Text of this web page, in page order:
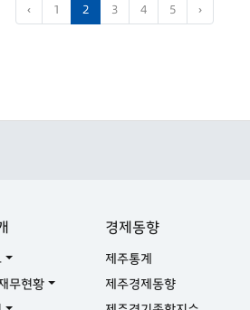
‹ 1 2 3 4 5 ›
무현황
경제동향
제주통계
제주경제동향